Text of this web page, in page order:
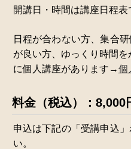
開講日・時間は講座日程
日程が合わない方、集合
が良い方、ゆっくり時間を
に個人講座があります→個
料金（税込）：8,000
申込は下記の「受講申込
い。